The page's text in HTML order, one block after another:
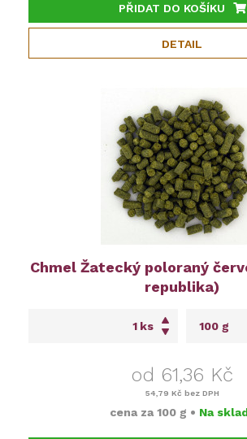
PŘIDAT DO KOŠÍKU
DETAIL
Chmel Žatecký poloraný
republika)
ks
od 61,36 Kč
54,79 Kč bez DPH
cena za 100 g • Na